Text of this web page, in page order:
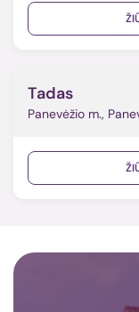
Tadas
Panevėžio m.,